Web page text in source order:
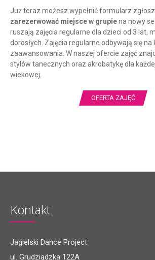
Już teraz możesz wypełnić formularz
zarezerwować miejsce w grupiena nowy
ruszają zajęcia regularne dla dzieci od 3 lat,
dorosłych. Zajęcia regularne odbywają się
zaawansowania. W naszej ofercie zajęć
stylów tanecznych oraz akrobatykę dla
wiekowej.
OFERTA ZAJĘĆ
Kontakt
Jagielski Dance Project
ul. Grudziądzka 122A